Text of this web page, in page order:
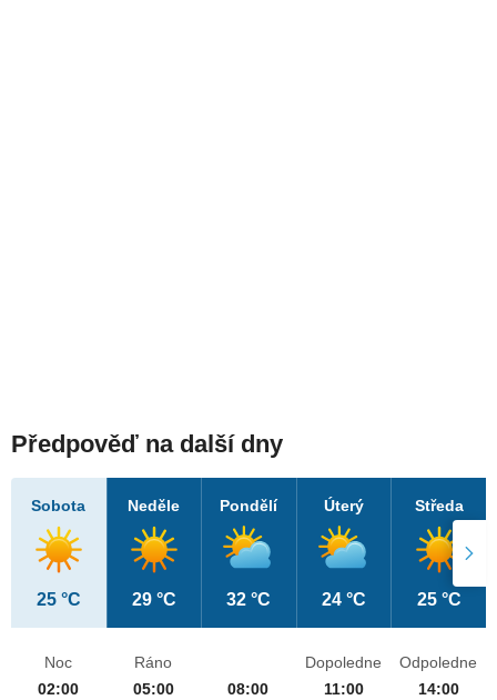
Předpověď na další dny
Sobota
25 °C
Neděle
29 °C
Pondělí
32 °C
Úterý
24 °C
Středa
25 °C
Noc
02:00
Ráno
05:00
08:00
Dopoledne
11:00
Odpoledne
14:00